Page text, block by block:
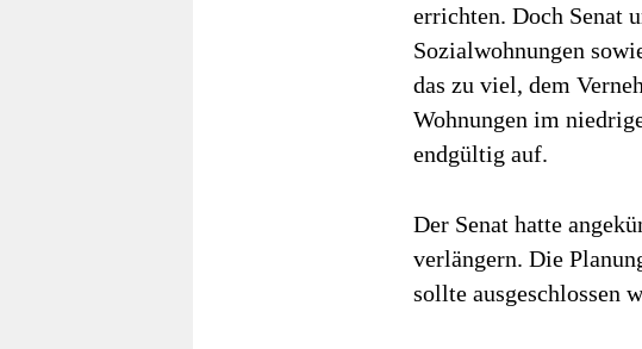
errichten. Doch Senat
Sozialwohnungen
das zu viel, dem
Wohnungen im
endgültig auf.
Der Senat hatte
verlängern. Die
sollte ausgeschlossen